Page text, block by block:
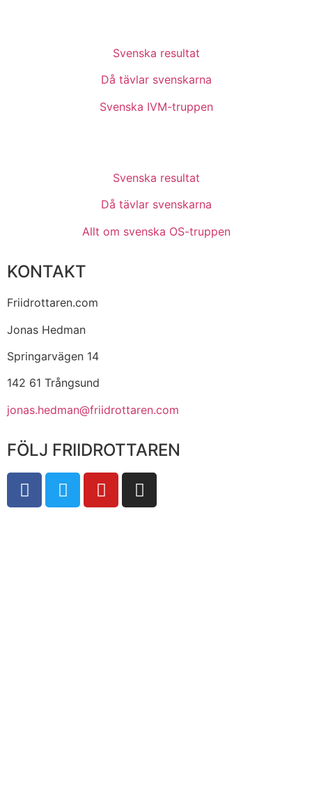
Svenska resultat
Då tävlar svenskarna
Svenska IVM-truppen
Svenska resultat
Då tävlar svenskarna
Allt om svenska OS-truppen
KONTAKT
Friidrottaren.com
Jonas Hedman
Springarvägen 14
142 61 Trångsund
jonas.hedman@friidrottaren.com
FÖLJ FRIIDROTTAREN